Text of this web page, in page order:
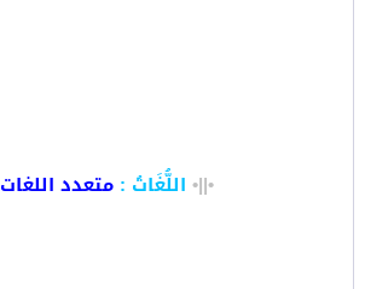
•||• اللُّغَاتُ : متعدد اللغات